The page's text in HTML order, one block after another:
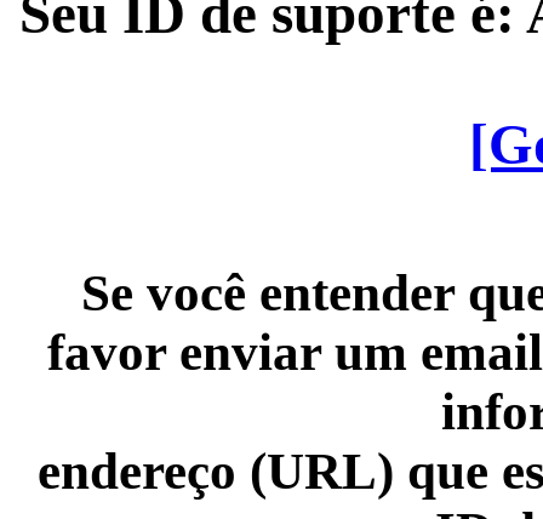
Seu ID de suporte é:
Se você entender
favor enviar um
endereço (URL) que